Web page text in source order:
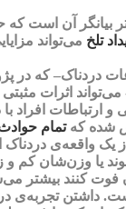
بیانگر آن است که
تلخ می‌تواند
دردناک– که در
اثرات
ارتباطات افراد
شده کهتمام
یک واقعه‌ی دردناک
یا وزن‌شان کم و
کنند بیشتر
داشتن تجربه‌ی